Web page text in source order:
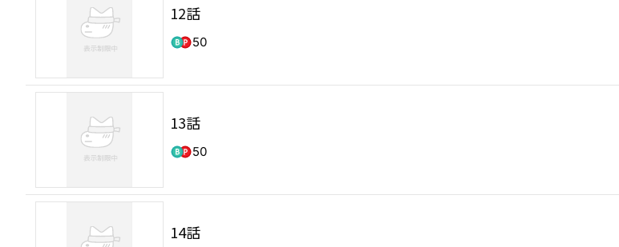
12話
50
13話
50
14話